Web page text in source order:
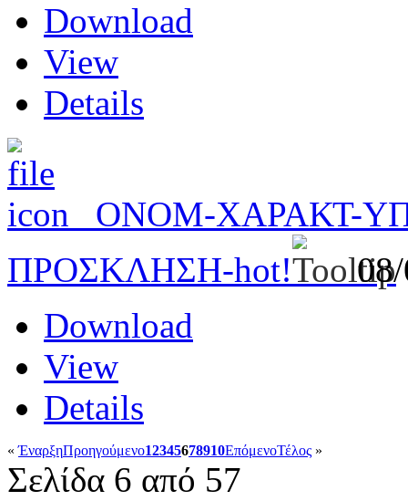
Download
View
Details
_ΟΝΟΜ-ΧΑΡΑΚΤ-
ΠΡΟΣΚΛΗΣΗ-hot!
Download
View
Details
«ΈναρξηΠροηγούμενο12345678910ΕπόμενοΤέλος »
Σελίδα 6 από 57